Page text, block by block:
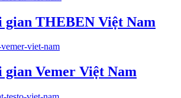
gian THEBEN Việt Nam
gian Vemer Việt Nam